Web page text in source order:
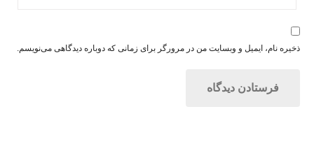
ذخیره نام، ایمیل و وبسایت من در مرورگر برای زمانی که دوباره دیدگاهی می‌نویسم.